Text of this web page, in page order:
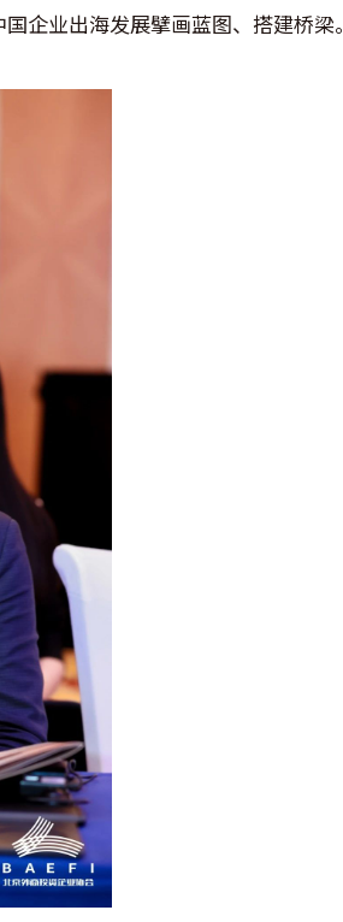
企业出海发展擘画蓝图、搭建桥梁。